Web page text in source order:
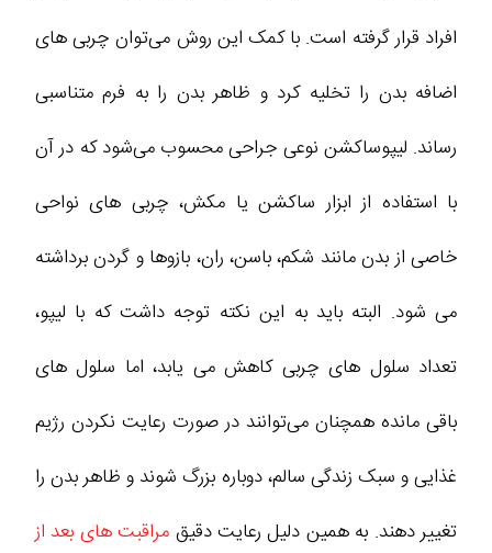
افراد قرار گرفته است. با کمک این روش می‌توان چربی‌ های
اضافه بدن را تخلیه کرد و ظاهر بدن را به فرم متناسبی
رساند. لیپوساکشن نوعی جراحی محسوب می‌شود که در آن
با استفاده از ابزار ساکشن یا مکش، چربی‌ های نواحی
خاصی از بدن مانند شکم، باسن، ران، بازوها و گردن برداشته
می‌ شود. البته باید به این نکته توجه داشت که با لیپو،
تعداد سلول‌ های چربی کاهش می‌ یابد، اما سلول‌ های
باقی‌ مانده همچنان می‌توانند در صورت رعایت نکردن رژیم
غذایی و سبک زندگی سالم، دوباره بزرگ شوند و ظاهر بدن را
تغییر دهند. به همین دلیل رعایت دقیق مراقبت‌ های بعد از